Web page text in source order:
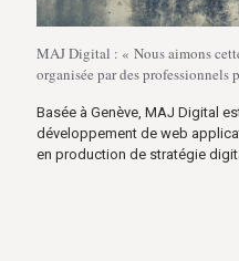
MAJ Digital : « Nous aimons
organisée par des professionnels
Basée à Genève, MAJ Digital
développement de web
en production de stratégie